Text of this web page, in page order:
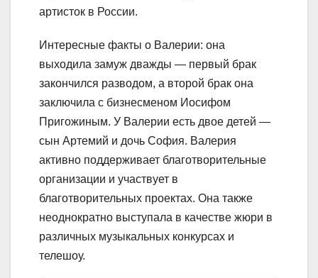
артисток в России.
Интересные факты о Валерии: она
выходила замуж дважды — первый брак
закончился разводом, а второй брак она
заключила с бизнесменом Иосифом
Пригожиным. У Валерии есть двое детей —
сын Артемий и дочь София. Валерия
активно поддерживает благотворительные
организации и участвует в
благотворительных проектах. Она также
неоднократно выступала в качестве жюри в
различных музыкальных конкурсах и
телешоу.